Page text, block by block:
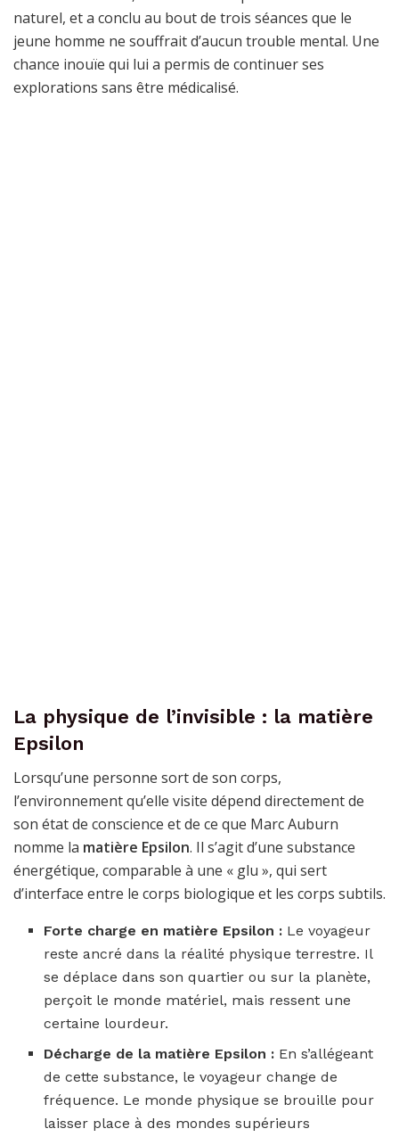
naturel, et a conclu au bout de trois séances que le
jeune homme ne souffrait d’aucun trouble mental. Une
chance inouïe qui lui a permis de continuer ses
explorations sans être médicalisé.
La physique de l’invisible : la matière
Epsilon
Lorsqu’une personne sort de son corps,
l’environnement qu’elle visite dépend directement de
son état de conscience et de ce que Marc Auburn
nomme la matière Epsilon. Il s’agit d’une substance
énergétique, comparable à une « glu », qui sert
d’interface entre le corps biologique et les corps subtils.
Forte charge en matière Epsilon : Le voyageur
reste ancré dans la réalité physique terrestre. Il
se déplace dans son quartier ou sur la planète,
perçoit le monde matériel, mais ressent une
certaine lourdeur.
Décharge de la matière Epsilon : En s’allégeant
de cette substance, le voyageur change de
fréquence. Le monde physique se brouille pour
laisser place à des mondes supérieurs